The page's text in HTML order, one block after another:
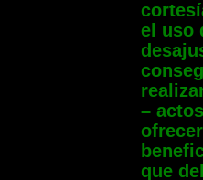
el uso
–
que